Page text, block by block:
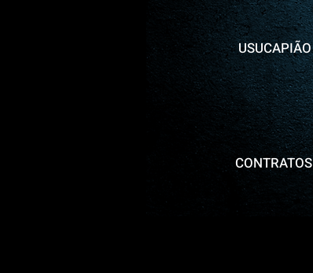
USUCAPIÃO
CONTRATOS